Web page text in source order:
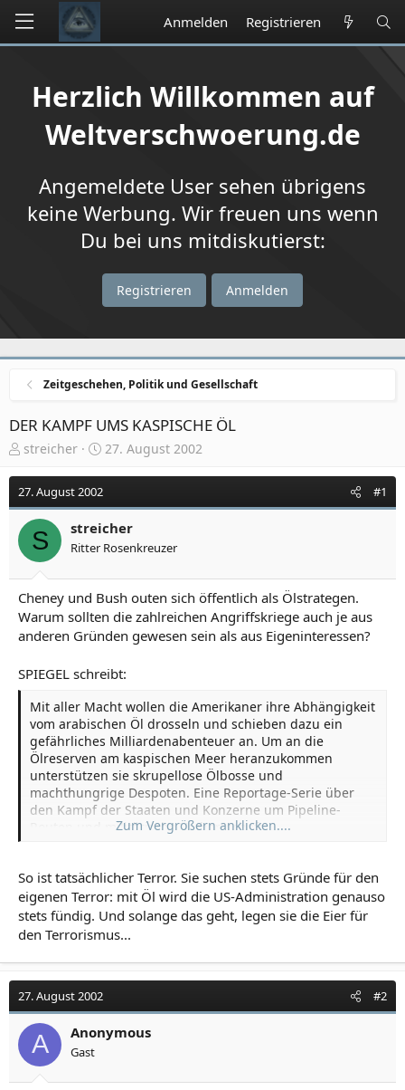
Anmelden Registrieren
Herzlich Willkommen auf
Weltverschwoerung.de
Angemeldete User sehen übrigens
keine Werbung. Wir freuen uns wenn
Du bei uns mitdiskutierst:
Registrieren Anmelden
Zeitgeschehen, Politik und Gesellschaft
DER KAMPF UMS KASPISCHE ÖL
E
s
t
l
r
streicher
E
s
l
l
a
m
27. August 2002
27. August 2002 #1
S streicher
Ritter Rosenkreuzer
Cheney und Bush outen sich öffentlich als Ölstrategen.
Warum sollten die zahlreichen Angriffskriege auch je aus
anderen Gründen gewesen sein als aus Eigeninteressen?
SPIEGEL schreibt:
Mit aller Macht wollen die Amerikaner ihre Abhängigkeit
vom arabischen Öl drosseln und schieben dazu ein
gefährliches Milliardenabenteuer an. Um an die
Ölreserven am kaspischen Meer heranzukommen
unterstützen sie skrupellose Ölbosse und
machthungrige Despoten. Eine Reportage-Serie über
den Kampf der Staaten und Konzerne um Pipeline-
Routen und militärische Vorherrschaft.
Zum Vergrößern anklicken....
So ist tatsächlicher Terror. Sie suchen stets Gründe für den
eigenen Terror: mit Öl wird die US-Administration genauso
stets fündig. Und solange das geht, legen sie die Eier für
den Terrorismus...
27. August 2002 #2
A Anonymous
Gast